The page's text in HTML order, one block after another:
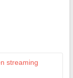
streaming